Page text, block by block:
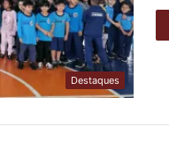
Destaques